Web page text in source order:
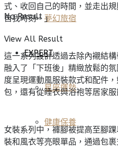
夢幻旅宿
EXPERT
星座運勢
健康保養
No Result
View All Result
式、收回自己的時間，並走出
自我時刻。」
這一系列設計透過去除內襯結
融入了「下班後」精緻放鬆的
度呈現運動風服裝款式和配件
包，還有從睡衣與浴袍等居家
女裝系列中，褲腳被提高至腳
裝和風衣等亮眼單品，通過包